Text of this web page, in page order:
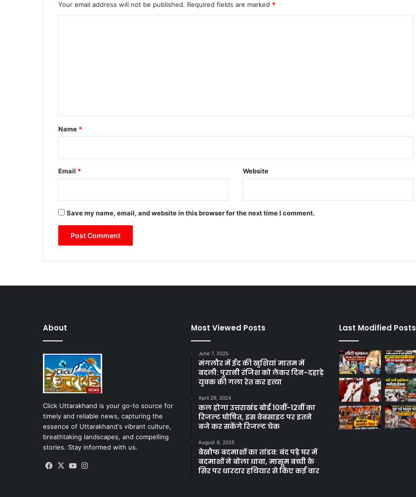
Your email address will not be published. Required fields are marked *
*
Name *
Email * Website
Save my name, email, and website in this browser for the next time I comment.
About
Click Uttarakhand is your go-to source for
timely and reliable news, capturing the
essence of Uttarakhand's vibrant culture,
breathtaking landscapes, and compelling
stories. Stay informed with us.
Facebook
X YouTube
Most Viewed Posts
June 7, 2025
मंगलौर में ईद की खुशियां मातम में
बदली: पुरानी रंजिश को लेकर दिन-दहाड़े
युवक की गला रेत कर हत्या
April 29, 2024
कल होगा उत्तराखंड बोर्ड 10वीं-12वीं का
रिजल्ट घोषित, इस वेबसाइट पर इतने
बजे कर सकेंगे रिजल्ट चेक
August 6, 2025
बेखौफ बदमाशों का तांडव: बंद पड़े घर में
बदमाशों ने बोला धावा, मासूम बच्ची के
सिर पर धारदार हथियार से किए कई वार
Last Modified Posts